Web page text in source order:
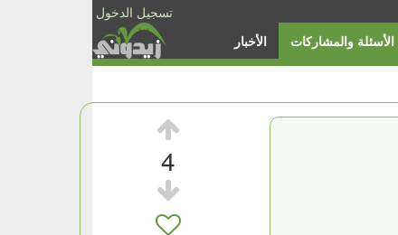
تسجيل الدخول
الأخبار الأسئلة والمشاركات
4